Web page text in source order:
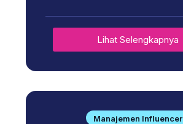
Lihat Selengkapnya
Manajemen Influencer